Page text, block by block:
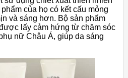
của họ có kết cấu mỏng
và sáng hơn. Bộ sản phẩm
lấy cảm hứng từ chăm sóc
nữ Châu Á, giúp da sáng